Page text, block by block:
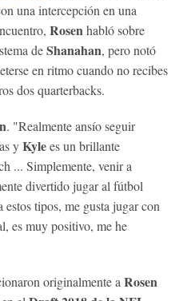
una intercepción en una
Rosenhabló sobre
deShanahan, pero notó
en ritmo cuando no recibes
dos quarterbacks.
. "Realmente ansío seguir
yKylees un brillante
... Simplemente, venir a
divertido jugar al fútbol
tipos, me gusta jugar con
es muy positivo, me he
originalmente a Rosen